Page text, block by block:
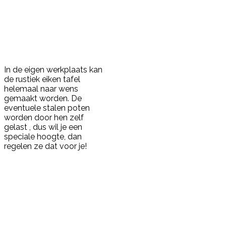
In de eigen werkplaats kan
de rustiek eiken tafel
helemaal naar wens
gemaakt worden. De
eventuele stalen poten
worden door hen zelf
gelast , dus wil je een
speciale hoogte, dan
regelen ze dat voor je!